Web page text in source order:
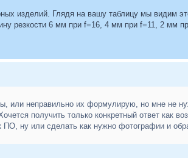
изделий. Глядя на вашу таблицу мы видим
резкости 6 мм при f=16, 4 мм при f=11, 2 мм
или неправильно их формулирую, но мне не
получить только конкретный ответ как
ПО, ну или сделать как нужно фотографии и